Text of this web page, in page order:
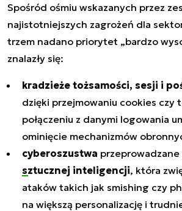
Spośród ośmiu wskazanych przez
najistotniejszych zagrożeń dla
trzem nadano priorytet „bardzo
znalazły się:
kradzieże tożsamości, sesji i
dzięki przejmowaniu cookies czy
połączeniu z danymi logowania
ominięcie mechanizmów
cyberoszustwa
sztucznej inteligencji, która
ataków takich jak smishing czy
na większą personalizację i